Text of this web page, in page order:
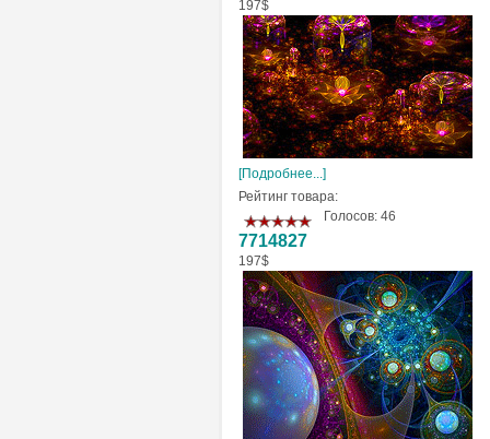
197$
[Подробнее...]
Рейтинг товара:
Голосов: 46
7714827
197$